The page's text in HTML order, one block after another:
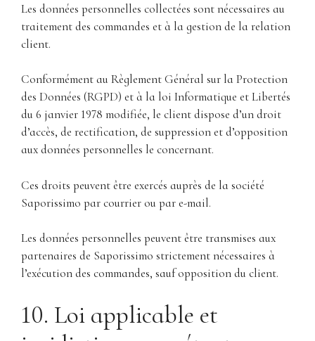
Les données personnelles collectées sont nécessaires au
traitement des commandes et à la gestion de la relation
client.
Conformément au Règlement Général sur la Protection
des Données (RGPD) et à la loi Informatique et Libertés
du 6 janvier 1978 modifiée, le client dispose d’un droit
d’accès, de rectification, de suppression et d’opposition
aux données personnelles le concernant.
Ces droits peuvent être exercés auprès de la société
Saporissimo par courrier ou par e-mail.
Les données personnelles peuvent être transmises aux
partenaires de Saporissimo strictement nécessaires à
l’exécution des commandes, sauf opposition du client.
10. Loi applicable et